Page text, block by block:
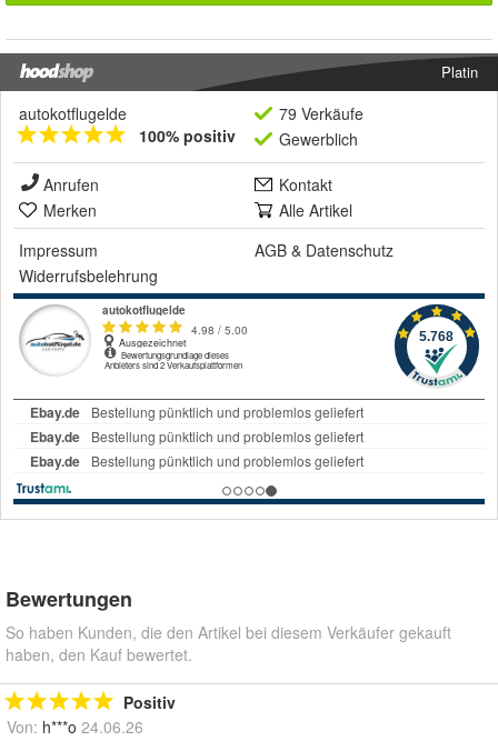
Platin
autokotflugelde
100% positiv
79 Verkäufe
Gewerblich
Anrufen
Kontakt
Merken
Alle Artikel
Impressum
AGB & Datenschutz
Widerrufsbelehrung
Bewertungen
So haben Kunden, die den Artikel bei diesem Verkäufer gekauft
haben, den Kauf bewertet.
Positiv
Von: h***o 24.06.26